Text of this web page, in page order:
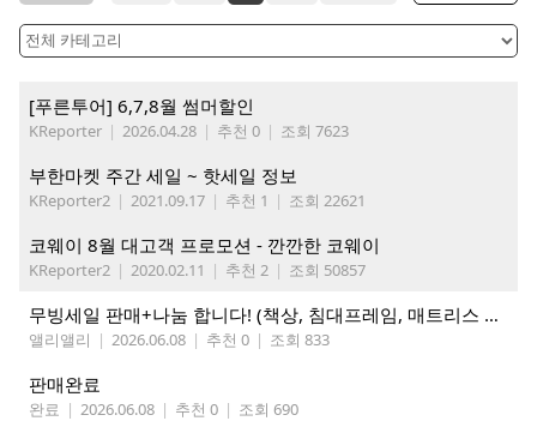
[푸른투어] 6,7,8월 썸머할인
KReporter | 2026.04.28 | 추천 0 | 조회 7623
부한마켓 주간 세일 ~ 핫세일 정보
KReporter2 | 2021.09.17 | 추천 1 | 조회 22621
코웨이 8월 대고객 프로모션 - 깐깐한 코웨이
KReporter2 | 2020.02.11 | 추천 2 | 조회 50857
무빙세일 판매+나눔 합니다! (책상, 침대프레임, 매트리스 등 포함)
앨리앨리 | 2026.06.08 | 추천 0 | 조회 833
판매완료
완료 | 2026.06.08 | 추천 0 | 조회 690